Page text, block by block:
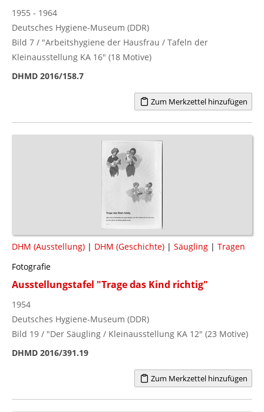
1955 - 1964
Deutsches Hygiene-Museum (DDR)
Bild 7 / "Arbeitshygiene der Hausfrau / Tafeln der
Kleinausstellung KA 16" (18 Motive)
DHMD 2016/158.7
Zum Merkzettel hinzufügen
DHM (Ausstellung) | DHM (Geschichte) | Säugling | Tragen
Fotografie
Ausstellungstafel "Trage das Kind richtig"
1954
Deutsches Hygiene-Museum (DDR)
Bild 19 / "Der Säugling / Kleinausstellung KA 12" (23 Motive)
DHMD 2016/391.19
Zum Merkzettel hinzufügen